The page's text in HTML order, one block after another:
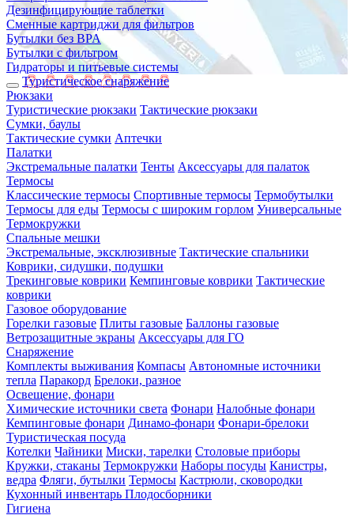
Дезинфицирующие таблетки
Сменные картриджи для фильтров
Бутылки без BPA
Бутылки с фильтром
Гидраторы и питьевые системы
Туристическое снаряжение
Рюкзаки
Туристические рюкзаки Тактические рюкзаки
Сумки, баулы
Тактические сумки Аптечки
Палатки
Экстремальные палатки Тенты Аксессуары для палаток
Термосы
Классические термосы Спортивные термосы Термобутылки
Термосы для еды Термосы с широким горлом Универсальные
Термокружки
Спальные мешки
Экстремальные, эксклюзивные Тактические спальники
Коврики, сидушки, подушки
Трекинговые коврики Кемпинговые коврики Тактические
коврики
Газовое оборудование
Горелки газовые Плиты газовые Баллоны газовые
Ветрозащитные экраны Аксессуары для ГО
Снаряжение
Комплекты выживания Компасы Автономные источники
тепла Паракорд Брелоки, разное
Освещение, фонари
Химические источники света Фонари Налобные фонари
Кемпинговые фонари Динамо-фонари Фонари-брелоки
Туристическая посуда
Котелки Чайники Миски, тарелки Столовые приборы
Кружки, стаканы Термокружки Наборы посуды Канистры,
ведра Фляги, бутылки Термосы Кастрюли, сковородки
Кухонный инвентарь Плодосборники
Гигиена